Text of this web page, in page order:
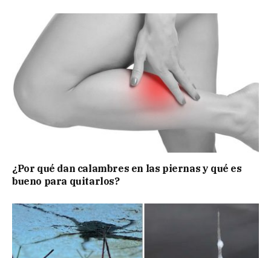
¿Por qué dan calambres en las piernas y qué es
bueno para quitarlos?